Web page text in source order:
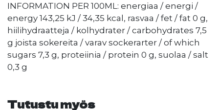
INFORMATION PER 100ML: energiaa / energi /
energy 143,25 kJ / 34,35 kcal, rasvaa / fet / fat 0 g,
hiilihydraatteja / kolhydrater / carbohydrates 7,5
g joista sokereita / varav sockerarter / of which
sugars 7,3 g, proteiinia / protein 0 g, suolaa / salt
0,3 g
Tutustu myös